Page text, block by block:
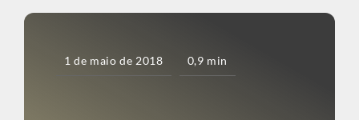
1 de maio de 2018 0,9 min